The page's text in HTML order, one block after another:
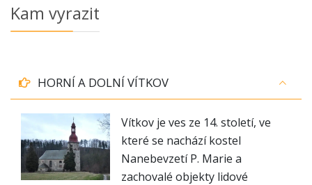
Kam vyrazit
HORNÍ A DOLNÍ VÍTKOV
Vítkov je ves ze 14. století, ve
které se nachází kostel
Nanebevzetí P. Marie a
zachovalé objekty lidové